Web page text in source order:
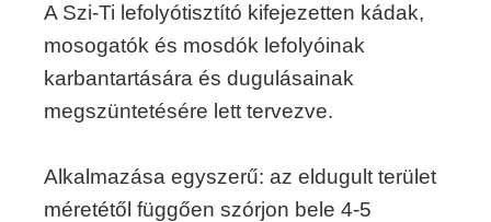
A Szi-Ti lefolyótisztító kifejezetten kádak,
mosogatók és mosdók lefolyóinak
karbantartására és dugulásainak
megszüntetésére lett tervezve.
Alkalmazása egyszerű: az eldugult terület
méretétől függően szórjon bele 4-5